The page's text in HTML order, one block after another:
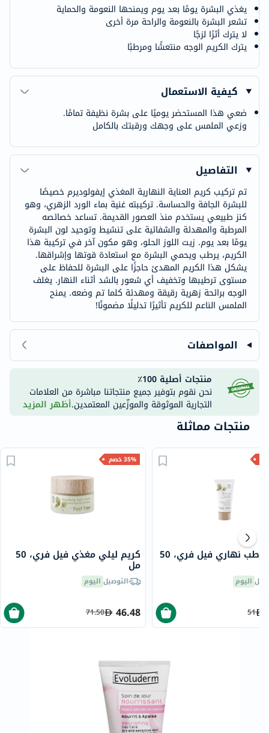
يغذي البشرة يومًا بعد يوم ويمنحها النعومة والحماية
تشعر البشرة بالنعومة والراحة مرة أخرى
لا يترك أثرًا لزجًا
يترك الكريم الوجه منتعشًا ومرطبًا
كيفية الاستعمال
ضعي هذا المستحضر يوميًا على بشرة نظيفة تمامًا.
وزعي الملمس على وجهك ورقبتك بالكامل
التفاصيل
تم تركيب كريم العناية النهارية المغذي إيفولوديرم خصيصًا
للبشرة الجافة والحساسة. تركيبته غنية بماء الورد الزهري، وهو
كنز طبيعي يستخدم منذ العصور القديمة. تساعد خصائصه
المرطبة والمهدئة والشفائية على تنشيط وتوحيد لون البشرة
يومًا بعد يوم. زيت اللوز الحلو، وهو مكون آخر في تركيبة هذا
الكريم، يرطب ويحمي البشرة مع استعادة قوتها وإشراقها.
يشكل هذا الكريم المهدئ حاجزًا على البشرة للحفاظ على
مستوى ترطيبها وتخفيف أي شعور بالشد أثناء النهار. يغلف
الوجه برائحة زهرية رقيقة ومهدئة كلما تم وضعه. يمنح
الملمس الناعم للكريم تأثيرًا تدليلًا مضمونًا!
المواصفات
منتجات أصلية 100٪
نحن نقوم بتوفير جميع منتجاتنا مباشرة من العلامات
التجارية الموثوقة والموزّعين المعتمدين.أظهر المزيد
منتجات مماثلة
35% خصم
كريم ليلي مغذي فيل فري، 50
مل
التوصيل اليوم
46.48
71.50
كريم مرطب نهاري فيل فري، 50
اليوم
51